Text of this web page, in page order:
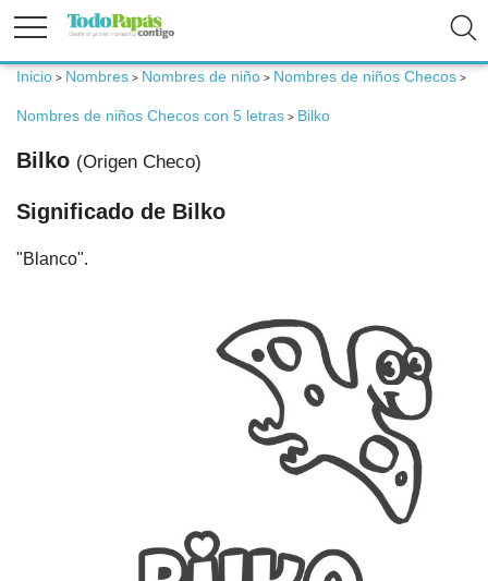
Embarazo
Inicio > Nombres > Nombres de niño > Nombres de niños Checos >
Nombres de niños Checos con 5 letras > Bilko
Bilko (Origen Checo)
Significado de Bilko
"Blanco".